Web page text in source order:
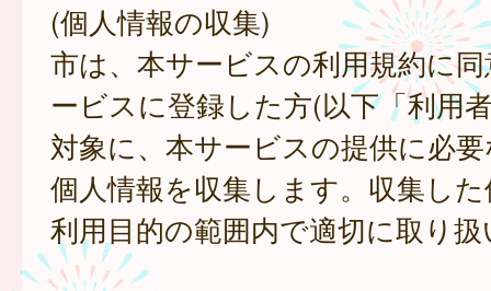
(個人情報の収集)
市は、本サービスの利用規約に
ービスに登録した方(以下「利用
対象に、本サービスの提供に必
個人情報を収集します。収集し
利用目的の範囲内で適切に取り